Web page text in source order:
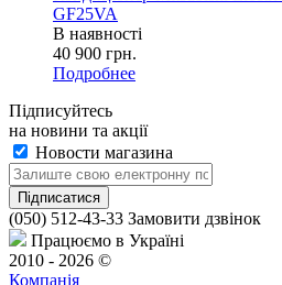
GF25VA
В наявності
40 900 грн.
Подробнее
Підписуйтесь
на новини та акції
Новости магазина
(050) 512-43-33 Замовити дзвінок
Працюємо в Україні
2010 - 2026 ©
Компанія